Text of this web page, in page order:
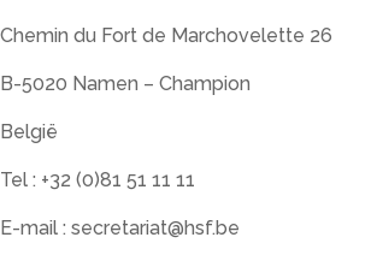
Chemin du Fort de Marchovelette 26
B-5020 Namen – Champion
België
Tel : +32 (0)81 51 11 11
E-mail : secretariat@hsf.be